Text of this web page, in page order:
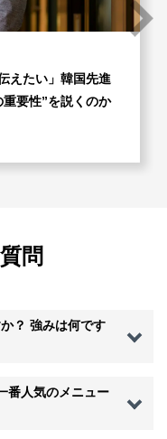
えたい」韓国先進
要性”を説くのか
問
？ 強みは何です
番人気のメニュー